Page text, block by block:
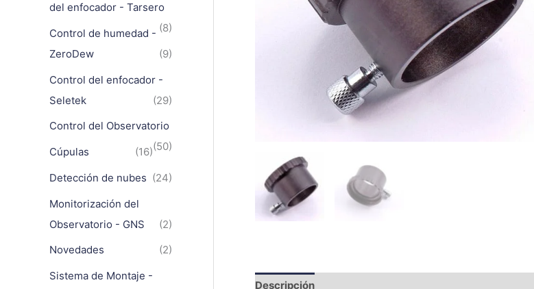
del enfocador - Tarsero
(8)
Control de humedad -
ZeroDew
(9)
Control del enfocador -
Seletek
(29)
Control del Observatorio
(50)
Cúpulas
(16)
Detección de nubes (24)
Monitorización del
Observatorio - GNS
(2)
Novedades
(2)
Sistema de Montaje -
Descripción